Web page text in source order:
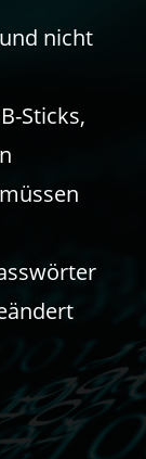
nicht
Sticks,